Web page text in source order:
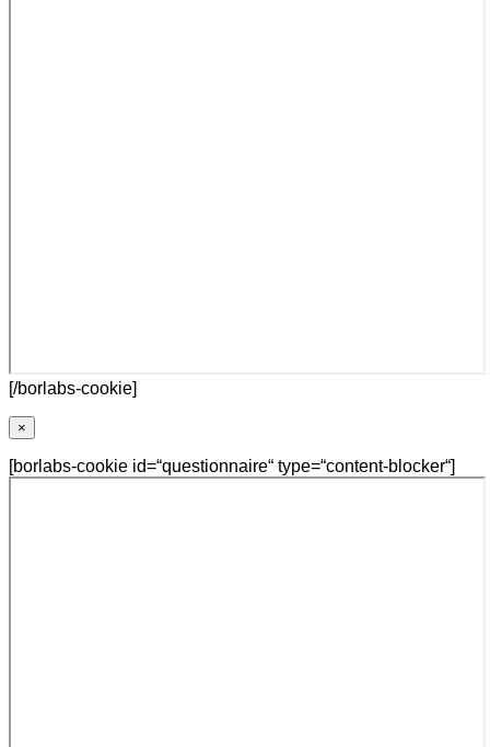
[/borlabs-cookie]
×
[borlabs-cookie id=“questionnaire“ type=“content-blocker“]